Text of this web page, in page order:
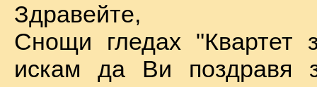
Здравейте,
Снощи гледах "Квартет
искам да Ви поздравя